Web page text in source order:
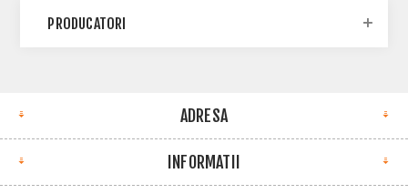
PRODUCATORI
ADRESA
INFORMATII